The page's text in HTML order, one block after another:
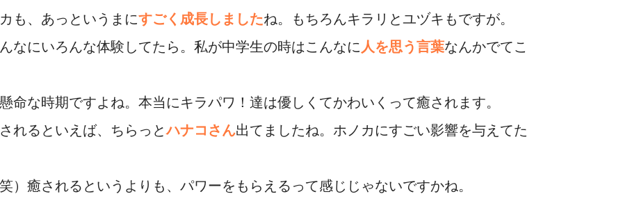
も、あっというまにすごく成長しましたね。もちろんキラリとユヅキもですが。
なにいろんな体験してたら。私が中学生の時はこんなに 人を思う言葉なんかでてこ
命な時期ですよね。本当にキラパワ！達は優しくてかわいくって癒されます。
れるといえば、ちらっとハナコさん出てましたね。ホノカにすごい影響を与えてた
）癒されるというよりも、パワーをもらえるって感じじゃないですかね。